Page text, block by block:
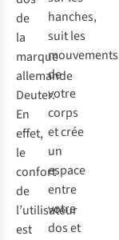
de
la
marque
allemande
Deuter.
En
effet,
le
confort
de
l’utilisateur
est
hanches,
suit les
mouvements
de
votre
corps
et crée
un
espace
entre
votre
dos et